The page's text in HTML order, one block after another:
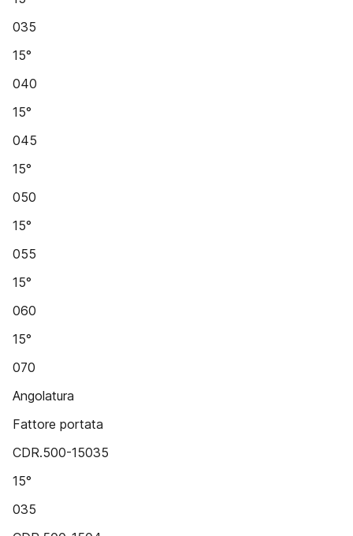
035
15°
040
15°
045
15°
050
15°
055
15°
060
15°
070
Angolatura
Fattore portata
CDR.500-15035
15°
035